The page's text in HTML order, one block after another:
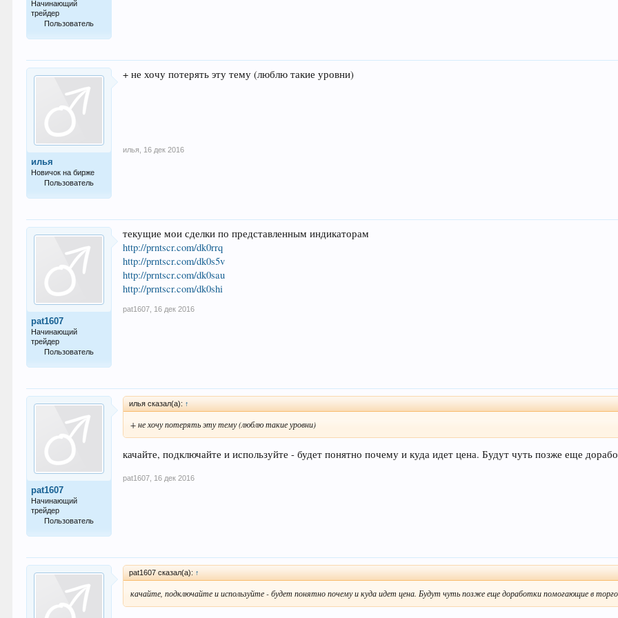
Начинающий
трейдер
Пользователь
илья
Новичок на бирже
Пользователь
+ не хочу потерять эту тему (люблю такие уровни)
илья 16 дек 2016
pat1607
Начинающий
трейдер
Пользователь
текущие мои сделки по представленным индикаторам
http://prntscr.com/dk0rrq
http://prntscr.com/dk0s5v
http://prntscr.com/dk0sau
http://prntscr.com/dk0shi
pat1607 16 дек 2016
pat1607
Начинающий
трейдер
Пользователь
илья сказал(а): ↑
+ не хочу потерять эту тему (люблю такие уровни)
качайте, подключайте и используйте - будет понятно почему и куда идет цена. Будут чуть позже еще
pat1607 16 дек 2016
pat1607 сказал(а): ↑
качайте, подключайте и используйте - будет понятно почему и куда идет цена. Будут чуть позже еще доработки помогающие в